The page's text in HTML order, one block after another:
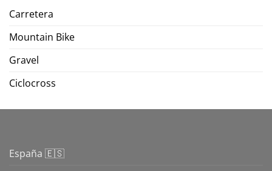
Carretera
Mountain Bike
Gravel
Ciclocross
España 🇪🇸